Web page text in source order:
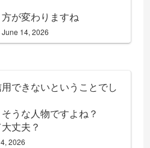
が変わりますね
June 14, 2026
できないということでし
うな人物ですよね？
丈夫？
2026